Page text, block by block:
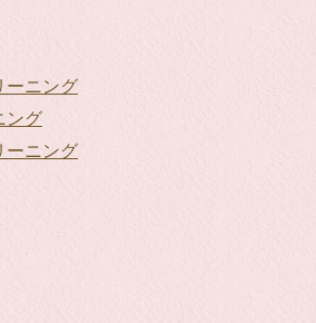
ーニング
ング
ーニング